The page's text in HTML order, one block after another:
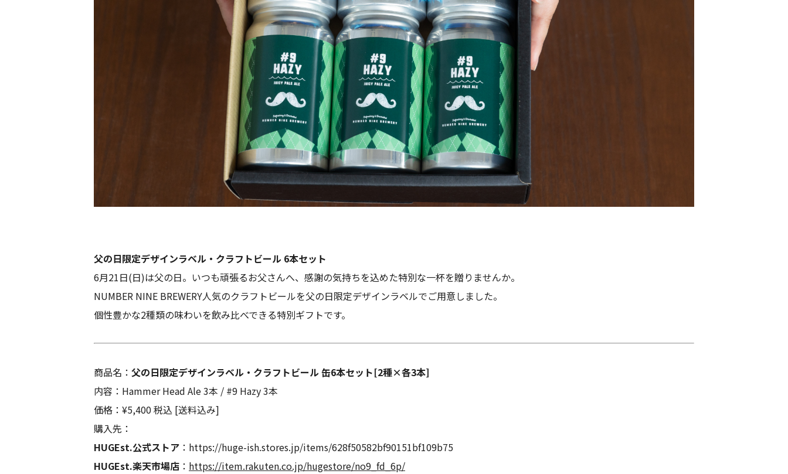
父の日限定デザインラベル・クラフトビール 6本セット
6月21日(日)は父の日。いつも頑張るお父さんへ、感謝の気持ちを込めた特別な一杯を贈りませんか。
NUMBER NINE BREWERY人気のクラフトビールを父の日限定デザインラベルでご用意しました。
個性豊かな2種類の味わいを飲み比べできる特別ギフトです。
商品名： 父の日限定デザインラベル・クラフトビール 缶6本セット[2種×各3本]
内容：Hammer Head Ale 3本 / #9 Hazy 3本
価格：¥5,400 税込 [送料込み]
購入先：
HUGEst.公式ストア ： https://huge-ish.stores.jp/items/628f50582bf90151bf109b75
HUGEst.楽天市場店 ： https://item.rakuten.co.jp/hugestore/no9_fd_6p/